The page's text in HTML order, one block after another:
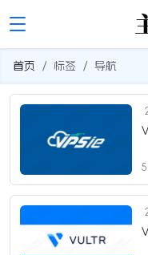
首页 标签 导航